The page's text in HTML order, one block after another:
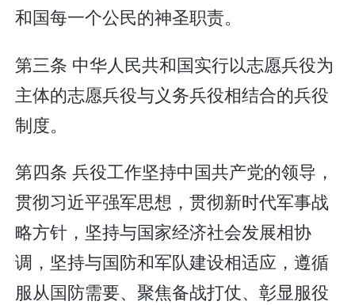
和国每一个公民的神圣职责。
第三条 中华人民共和国实行以志愿兵役为
主体的志愿兵役与义务兵役相结合的兵役
制度。
第四条 兵役工作坚持中国共产党的领导，
贯彻习近平强军思想，贯彻新时代军事战
略方针，坚持与国家经济社会发展相协
调，坚持与国防和军队建设相适应，遵循
服从国防需要、聚焦备战打仗、彰显服役